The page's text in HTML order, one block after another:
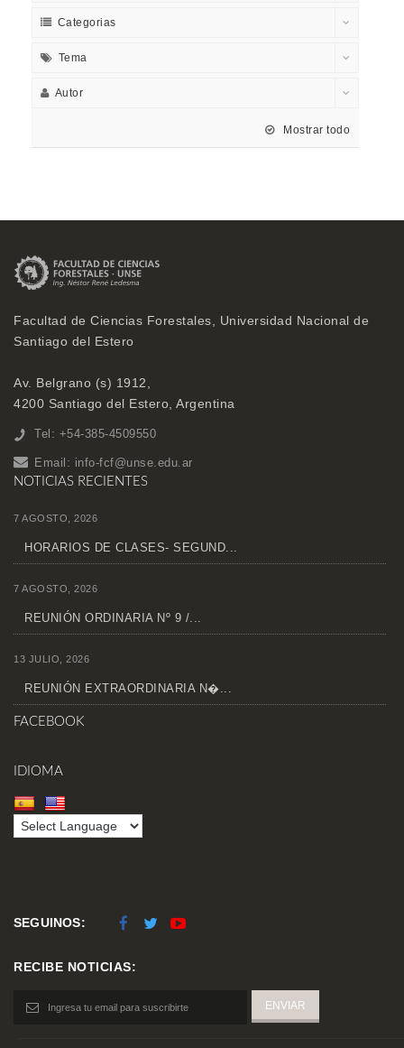
Categorias
Tema
Autor
Mostrar todo
Facultad de Ciencias Forestales, Universidad Nacional de
Santiago del Estero
Av. Belgrano (s) 1912,
4200 Santiago del Estero, Argentina
Tel: +54-385-4509550
Email: info-fcf@unse.edu.ar
NOTICIAS RECIENTES
7 AGOSTO, 2026
HORARIOS DE CLASES- SEGUND...
7 AGOSTO, 2026
REUNIÓN ORDINARIA Nº 9 /...
13 JULIO, 2026
REUNIÓN EXTRAORDINARIA N�...
FACEBOOK
IDIOMA
SEGUINOS:
RECIBE NOTICIAS: